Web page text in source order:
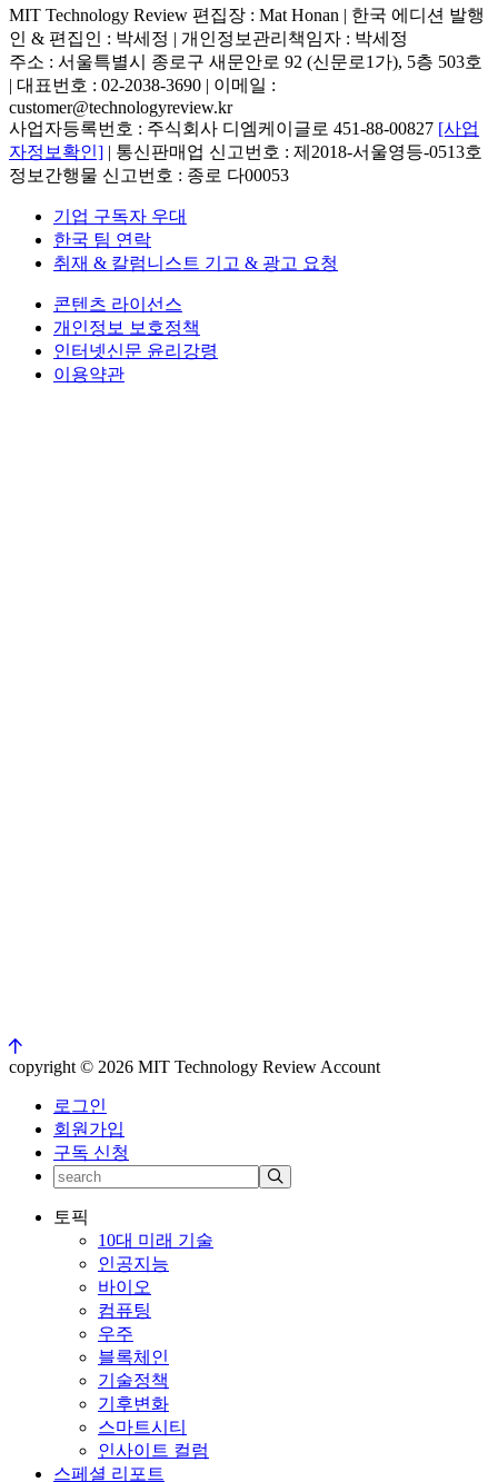
MIT Technology Review 편집장 : Mat Honan | 한국 에디션 발행
인 & 편집인 : 박세정 | 개인정보관리책임자 : 박세정
주소 : 서울특별시 종로구 새문안로 92 (신문로1가), 5층 503호
| 대표번호 : 02-2038-3690 | 이메일 :
customer@technologyreview.kr
사업자등록번호 : 주식회사 디엠케이글로 451-88-00827 [사업
자정보확인] | 통신판매업 신고번호 : 제2018-서울영등-0513호
정보간행물 신고번호 : 종로 다00053
기업 구독자 우대
한국 팀 연락
취재 & 칼럼니스트 기고 & 광고 요청
콘텐츠 라이선스
개인정보 보호정책
인터넷신문 윤리강령
이용약관
copyright © 2026 MIT Technology Review Account
로그인
회원가입
구독 신청
토픽
10대 미래 기술
인공지능
바이오
컴퓨팅
우주
블록체인
기술정책
기후변화
스마트시티
인사이트 컬럼
스페셜 리포트